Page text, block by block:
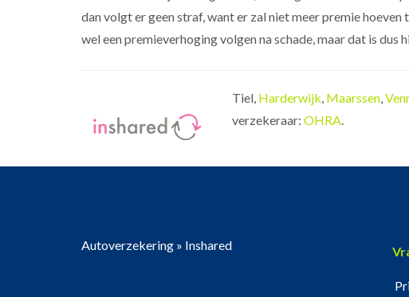
dan volgt er geen straf, want er zal niet meer premie
wel een premieverhoging volgen na schade, maar dat is dus
Tiel, Harderwijk, Maarssen,
verzekeraar: OHRA.
Autoverzekering » Inshared